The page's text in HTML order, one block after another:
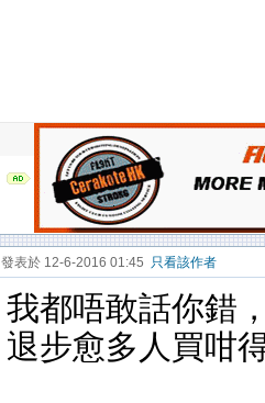
發表於 12-6-2016 01:45 只看該作者
我都唔敢話你錯
退步愈多人買咁